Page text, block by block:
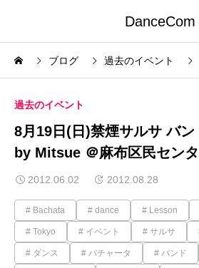
DanceCom
ブログ 過去のイベント
過去のイベント
8月19日(日)禁煙サルサ バ
by Mitsue ＠麻布区民セン
2012.06.02 2012.08.28
Bachata dance Lesson
Tokyo イベント サルサ
ダンス バチャータ バンド